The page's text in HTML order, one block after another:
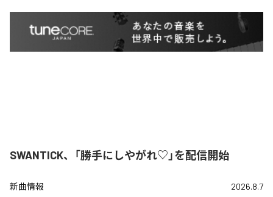
SWANTICK、「勝手にしやがれ♡」を配信開始
新曲情報 2026.8.7